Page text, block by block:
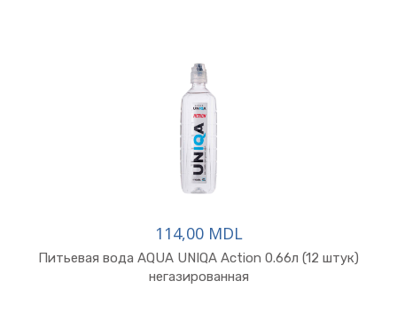
114,00 MDL
Питьевая вода AQUA UNIQA Action 0.66л (12 штук)
негазированная